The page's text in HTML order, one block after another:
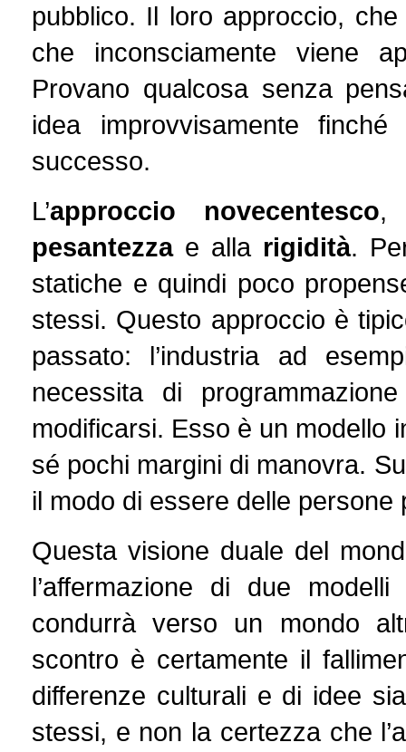
pubblico. Il loro approccio,
che inconsciamente viene
Provano qualcosa senza
idea improvvisamente
successo.
L’approccio novecentesco,
pesantezzae alla rigidità.
statiche e quindi poco
stessi. Questo approccio è
passato: l’industria ad
necessita di
modificarsi. Esso è un modello
sé pochi margini di manovra.
il modo di essere delle
Questa visione duale del
l’affermazione di due
condurrà verso un mondo
scontro è certamente il
differenze culturali e di idee
stessi, e non la certezza che